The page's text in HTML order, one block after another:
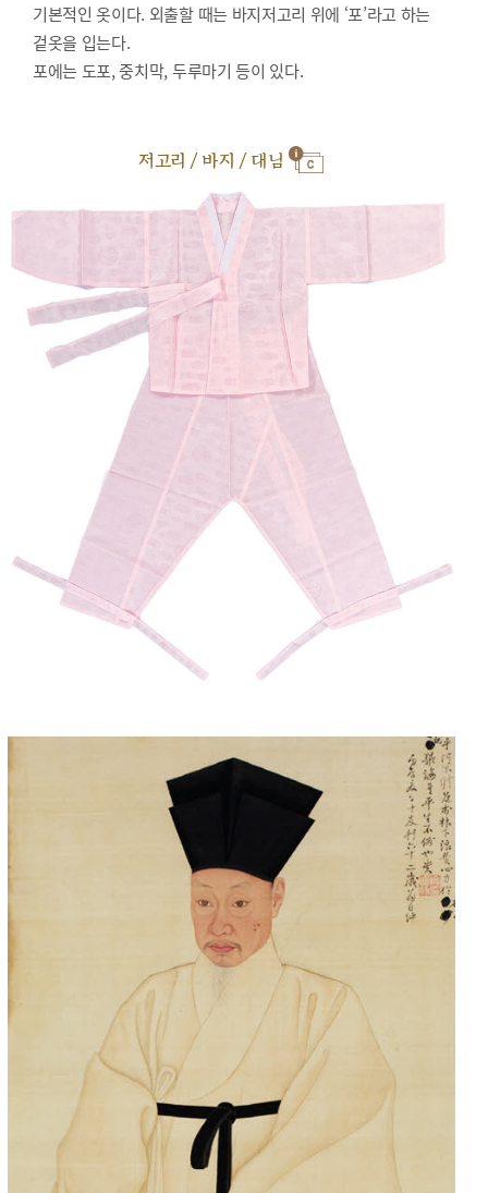
기본적인 옷이다. 외출할 때는 바지저고리 위에 ‘포’라고 하는
겉옷을 입는다.
포에는 도포, 중치막, 두루마기 등이 있다.
저고리 / 바지 / 대님